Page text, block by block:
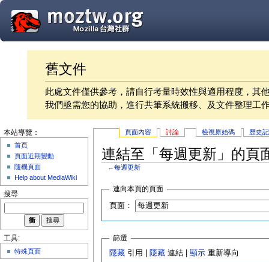
舊文件
此處文件僅供參考，請自行考量時效性與適用程度，其
我們亟需您的協助，進行共筆系統搬移、及文件整理工
頁面內容 討論 檢視原始碼 歷史
連結至「每週更新」的頁
←每週更新
連向本頁的頁面
頁面：
篩選
隱藏 引用 | 隱藏 連結 |顯示 重新導向
本站導覽：
首頁
頁面近期變動
隨機頁面
Help about MediaWiki
搜尋
工具:
特殊頁面